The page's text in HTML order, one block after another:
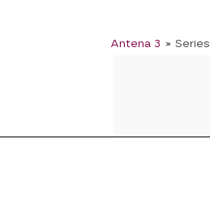
Antena 3 » Series